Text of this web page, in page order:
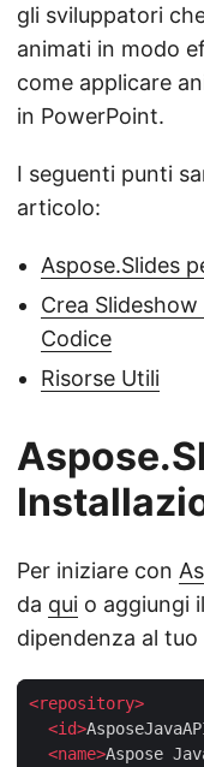
gli sviluppatori
animati in modo
come applicare
in PowerPoint.
I seguenti punti
articolo:
Aspose.Slides
Crea
Codice
Risorse Utili
Per iniziare con
da qui o aggiungi
dipendenza al
<repository>
<id>
<name>Aspose